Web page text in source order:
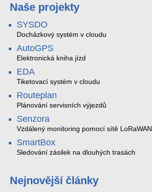
Naše projekty
SYSDO
Docházkový systém v cloudu
AutoGPS
Elektronická kniha jízd
EDA
Tiketovací systém v cloudu
Routeplan
Plánování servisních výjezdů
Senzora
Vzdálený monitoring pomocí sítě LoRaWAN
SmartBox
Sledování zásilek na dlouhých trasách
Nejnovější články